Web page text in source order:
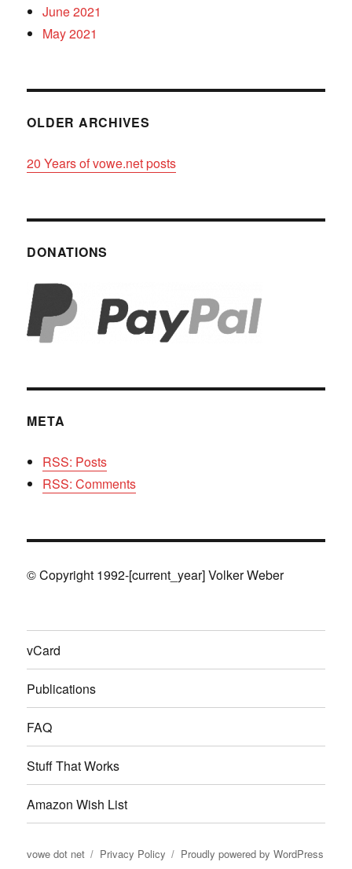
June 2021
May 2021
OLDER ARCHIVES
20 Years of vowe.net posts
DONATIONS
META
RSS: Posts
RSS: Comments
© Copyright 1992-[current_year] Volker Weber
vCard
Publications
FAQ
Stuff That Works
Amazon Wish List
vowe dot net Privacy Policy Proudly powered by WordPress